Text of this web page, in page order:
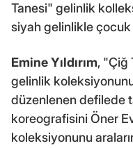
Tanesi" gelinlik
siyah gelinlikle
Emine Yıldırım, "Çiğ
gelinlik
düzenlenen defilede
koreografisini Öner
koleksiyonunu